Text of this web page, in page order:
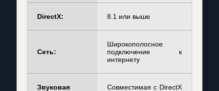
DirectX: 8.1 или выше
Сеть:
Широкополосное
подключение к
интернету
Звуковая
Совместимая с DirectX